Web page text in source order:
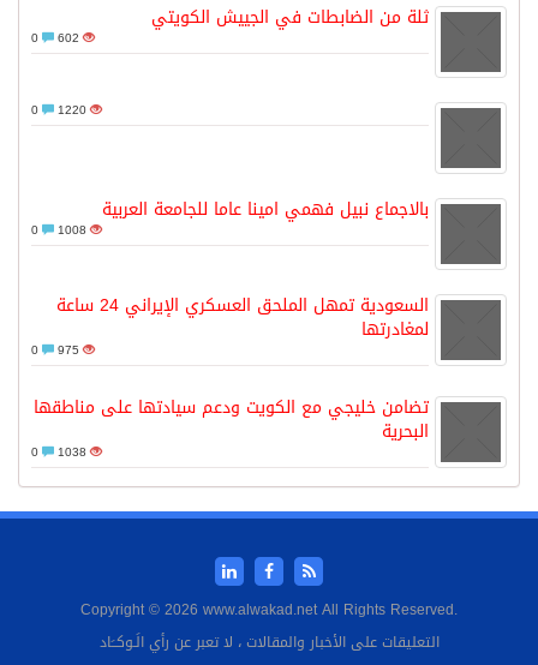
ثلة من الضابطات في الجييش الكويتي
602
1220
بالاجماع نبيل فهمي امينا عاما للجامعة العربية
1008
السعودية تمهل الملحق العسكري الإيراني 24 ساعة
لمغادرتها
975
تضامن خليجي مع الكويت ودعم سيادتها على مناطقها
البحرية
1038
Copyright © 2026 www.alwakad.net All Rights Reserved.
التعليقات على الأخبار والمقالات ، لا تعبر عن رأي الَـوكــَاد